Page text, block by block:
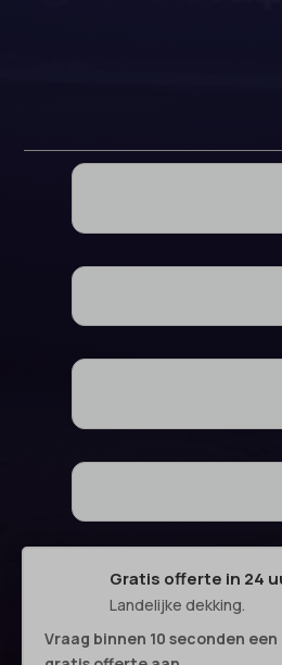
Gratis offerte in 24
Landelijke dekking.
Vraag binnen 10 seconden een